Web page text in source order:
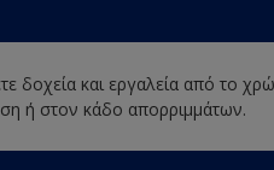
δοχεία και εργαλεία από το
ή στον κάδο απορριμμάτων.